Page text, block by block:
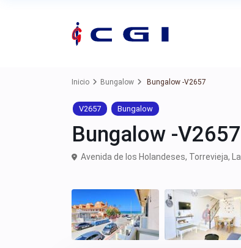
Inicio Bungalow Bungalow -V2657
V2657 Bungalow
Bungalow -V2657
Avenida de los Holandeses, Torrevieja,